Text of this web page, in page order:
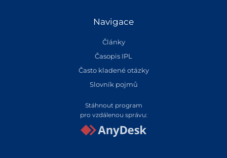
Navigace
Články
Časopis IPL
Často kladené otázky
Slovník pojmů
Stáhnout program
pro vzdálenou správu: